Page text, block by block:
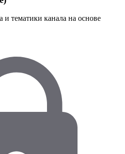
тематики канала на основе